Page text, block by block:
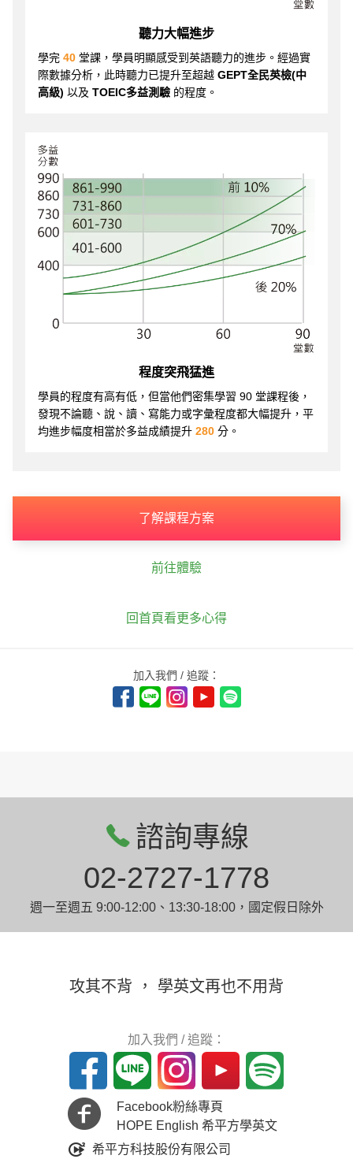
聽力大幅進步
學完 40 堂課，學員明顯感受到英語聽力的進步。經過實
際數據分析，此時聽力已提升至超越 GEPT全民英檢(中
高級) 以及 TOEIC多益測驗 的程度。
程度突飛猛進
學員的程度有高有低，但當他們密集學習 90 堂課程後，
發現不論聽、說、讀、寫能力或字彙程度都大幅提升，平
均進步幅度相當於多益成績提升 280 分。
了解課程方案
前往體驗
回首頁看更多心得
加入我們 / 追蹤：
諮詢專線
02-2727-1778
週一至週五 9:00-12:00、13:30-18:00，國定假日除外
攻其不背 ， 學英文再也不用背
加入我們 / 追蹤：
Facebook粉絲專頁
HOPE English 希平方學英文
希平方科技股份有限公司